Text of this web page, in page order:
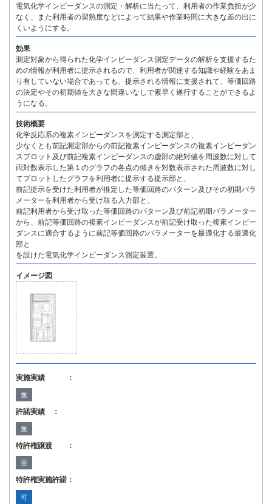
電気化学インピーダンスの測定・解析に当たって、利用者の作業負担が少
なく、また利用者の習熟度などによって結果や作業時間に大きな差の出に
くいようにする。
効果
測定対象から得られた化学インピーダンス測定データの解析を支援するた
めの情報が利用者に提示されるので、利用者が関連する知識や経験をあま
り有していない場合であっても、提示される情報に支援されて、等価回路
の決定やその初期値を大きな間違いなしで素早く遂行することができるよ
うになる。
技術概要
化学反応系の複素インピーダンスを測定する測定部と、
少なくとも前記測定部からの前記複素インピーダンスの複素インピーダン
スプロット及び前記複素インピーダンスの虚部の絶対値を周波数に対して
両対数表示した第１のグラフの各点の傾きを対数表示された周波数に対し
てプロットしたグラフを利用者に提示する提示部と、
前記提示を受けた利用者が推定した等価回路のパターン及びその初期パラ
メーターを利用者から受け取る入力部と、
前記利用者から受け取った等価回路のパターン及び前記初期パラメーター
から、前記等価回路の複素インピーダンスが前記受け取った複素インピー
ダンスに適合するように前記等価回路のパラメーターを最適化する最適化
部と
を設けた電気化学インピーダンス測定装置。
イメージ図
実施実績 ：
無
許諾実績 ：
無
特許権譲渡 ：
否
特許権実施許諾：
可